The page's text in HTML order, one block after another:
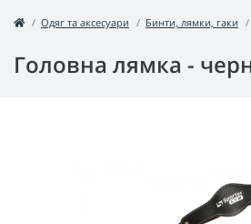
Одяг та аксесуари Бинти, лямки, гаки
Головна лямка -